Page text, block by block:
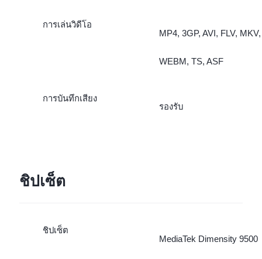
การเล่นวิดีโอ
MP4, 3GP, AVI, FLV, MKV,
WEBM, TS, ASF
การบันทึกเสียง
รองรับ
ชิปเซ็ต
ชิปเซ็ต
MediaTek Dimensity 9500